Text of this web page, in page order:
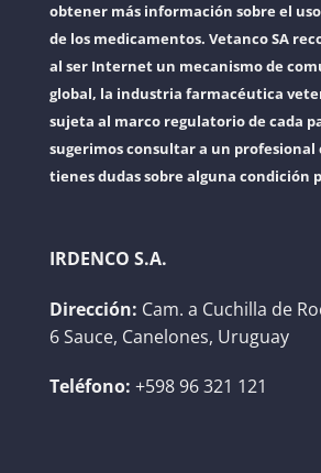
obtener más información sobre el
de los medicamentos. Vetanco SA
al ser Internet un mecanismo de
global, la industria farmacéutica
sujeta al marco regulatorio de cada
sugerimos consultar a un profesional
tienes dudas sobre alguna condición
IRDENCO S.A.
Dirección: Cam. a Cuchilla de
6 Sauce, Canelones, Uruguay
Teléfono: +598 96 321 121